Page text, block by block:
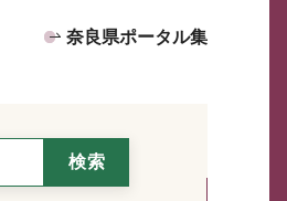
奈良県ポータル集